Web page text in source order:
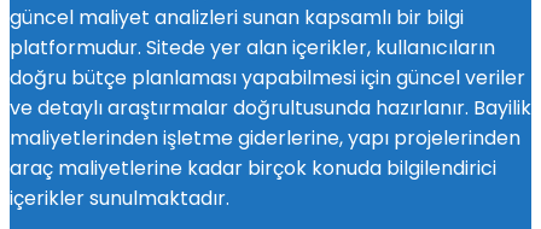
güncel maliyet analizleri sunan kapsamlı bir bilgi
platformudur. Sitede yer alan içerikler, kullanıcıların
doğru bütçe planlaması yapabilmesi için güncel veriler
ve detaylı araştırmalar doğrultusunda hazırlanır. Bayilik
maliyetlerinden işletme giderlerine, yapı projelerinden
araç maliyetlerine kadar birçok konuda bilgilendirici
içerikler sunulmaktadır.